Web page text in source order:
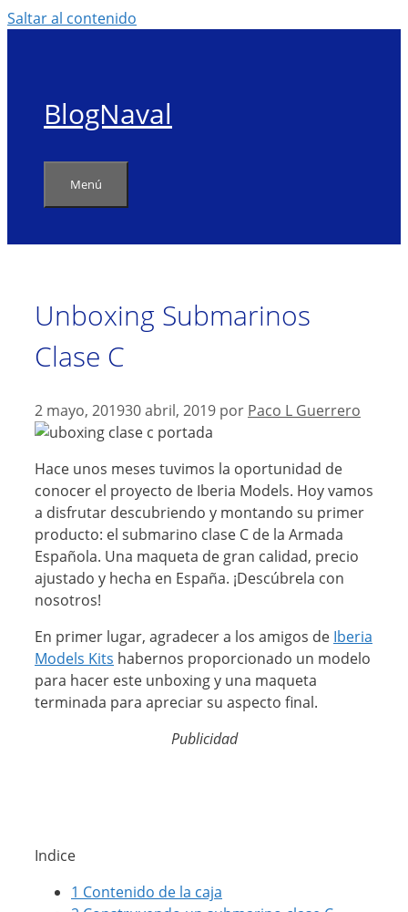
Saltar al contenido
BlogNaval
Menú
Unboxing Submarinos
Clase C
2 mayo, 201930 abril, 2019 por Paco L Guerrero
Hace unos meses tuvimos la oportunidad de
conocer el proyecto de Iberia Models. Hoy vamos
a disfrutar descubriendo y montando su primer
producto: el submarino clase C de la Armada
Española. Una maqueta de gran calidad, precio
ajustado y hecha en España. ¡Descúbrela con
nosotros!
En primer lugar, agradecer a los amigos de Iberia
Models Kits habernos proporcionado un modelo
para hacer este unboxing y una maqueta
terminada para apreciar su aspecto final.
Publicidad
Indice
1 Contenido de la caja